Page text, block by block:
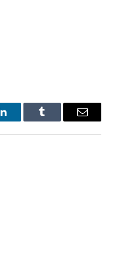
LinkedInTumblr Email